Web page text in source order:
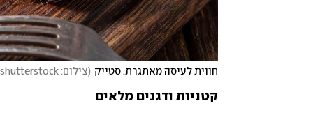
חווית לעיסה מאתגרת. סטייק (צילום: shutterstock
קטניות ודגנים מלאים